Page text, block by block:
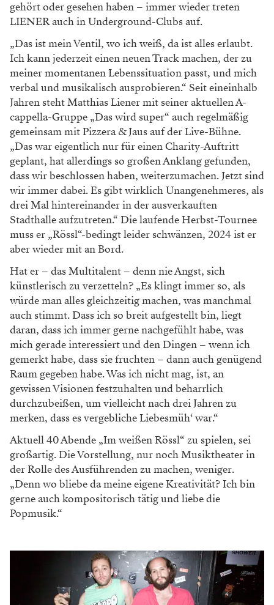
gehört oder gesehen haben – immer wieder treten
LIENER auch in Underground-Clubs auf.
„Das ist mein Ventil, wo ich weiß, da ist alles erlaubt.
Ich kann jederzeit einen neuen Track machen, der zu
meiner momentanen Lebenssituation passt, und mich
verbal und musikalisch ausprobieren.“ Seit eineinhalb
Jahren steht Matthias Liener mit seiner aktuellen A-
cappella-Gruppe „Das wird super“ auch regelmäßig
gemeinsam mit Pizzera & Jaus auf der Live-Bühne.
„Das war eigentlich nur für einen Charity-Auftritt
geplant, hat allerdings so großen Anklang gefunden,
dass wir beschlossen haben, weiterzumachen. Jetzt sind
wir immer dabei. Es gibt wirklich Unangenehmeres, als
drei Mal hintereinander in der ausverkauften
Stadthalle aufzutreten.“ Die laufende Herbst-Tournee
muss er „Rössl“-bedingt leider schwänzen, 2024 ist er
aber wieder mit an Bord.
Hat er – das Multitalent – denn nie Angst, sich
künstlerisch zu verzetteln? „Es klingt immer so, als
würde man alles gleichzeitig machen, was manchmal
auch stimmt. Dass ich so breit aufgestellt bin, liegt
daran, dass ich immer gerne nachgefühlt habe, was
mich gerade interessiert und den Dingen – wenn ich
gemerkt habe, dass sie fruchten – dann auch genügend
Raum gegeben habe. Was ich nicht mag, ist, an
gewissen Visionen festzuhalten und beharrlich
durchzubeißen, um vielleicht nach drei Jahren zu
merken, dass es vergebliche Liebesmüh‘ war.“
Aktuell 40 Abende „Im weißen Rössl“ zu spielen, sei
großartig. Die Vorstellung, nur noch Musiktheater in
der Rolle des Ausführenden zu machen, weniger.
„Denn wo bliebe da meine eigene Kreativität? Ich bin
gerne auch kompositorisch tätig und liebe die
Popmusik.“